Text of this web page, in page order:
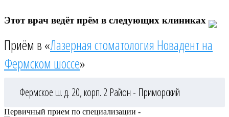
Этот врач ведёт прём в следующих клиниках
Приём в «Лазерная стоматология Новадент на
Фермском шоссе»
Фермское ш. д. 20, корп. 2 Район - Приморский
Первичный прием по специализации -